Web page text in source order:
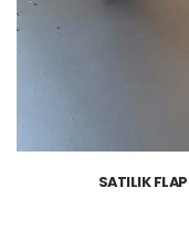
SATILIK